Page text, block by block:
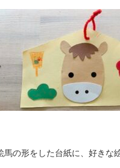
馬の形をした台紙に、好きな